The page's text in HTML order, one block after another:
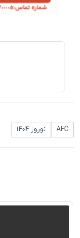
AFC نوروز 1404